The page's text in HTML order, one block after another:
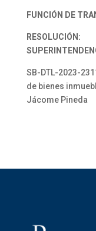
FUNCIÓN DE
RESOLUCIÓN:
SB-DTL-2023-
de bienes
Jácome Pineda